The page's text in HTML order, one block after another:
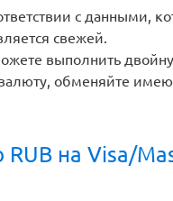
с данными,
свежей.
выполнить
обменяйте
на Visa/